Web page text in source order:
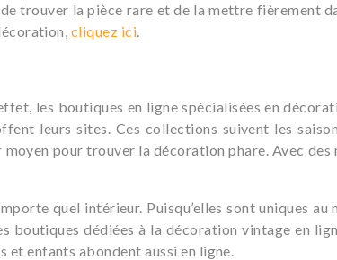
trouver la pièce rare et de la mettre
cliquez ici.
les boutiques en ligne spécialisées en
leurs sites. Ces collections suivent les
pour trouver la décoration phare. Avec
quel intérieur. Puisqu’elles sont uniques
dédiées à la décoration vintage en
enfants abondent aussi en ligne.